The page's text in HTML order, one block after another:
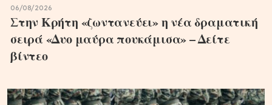
06/08/2026
Στην Κρήτη «ζωντανεύει» η νέα δραματική
σειρά «Δυο μαύρα πουκάμισα» – Δείτε
βίντεο